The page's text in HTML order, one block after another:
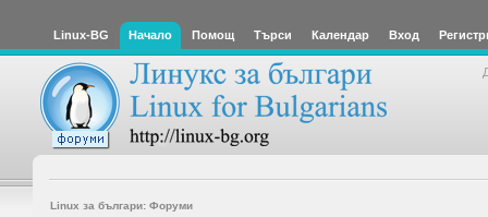
Linux-BG Начало Помощ Търси Календар Вход
Linux за българи: Форуми